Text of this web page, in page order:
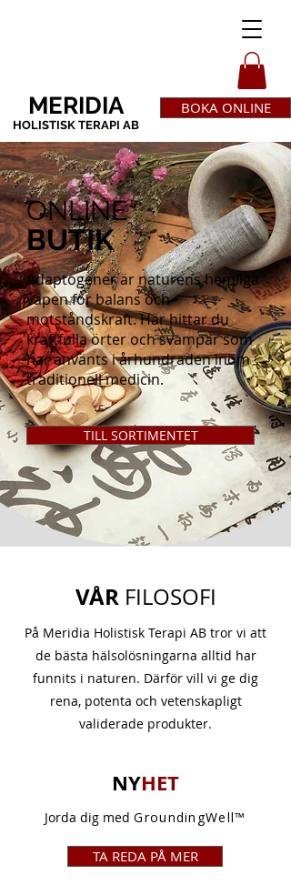
BOKA ONLINE
MERIDIA
HOLISTISK TERAPI AB
ONLINE
BUTIK
Adaptogener är naturens hemliga
vapen för balans och
motståndskraft. Här hittar du
kraftfulla örter och svampar som
har använts i århundraden inom
traditionell medicin.
TILL SORTIMENTET
VÅR FILOSOFI
På Meridia Holistisk Terapi AB tror vi att
de bästa hälsolösningarna alltid har
funnits i naturen. Därför vill vi ge dig
rena, potenta och vetenskapligt
validerade produkter.
NYHET
Jorda dig med GroundingWell™
TA REDA PÅ MER